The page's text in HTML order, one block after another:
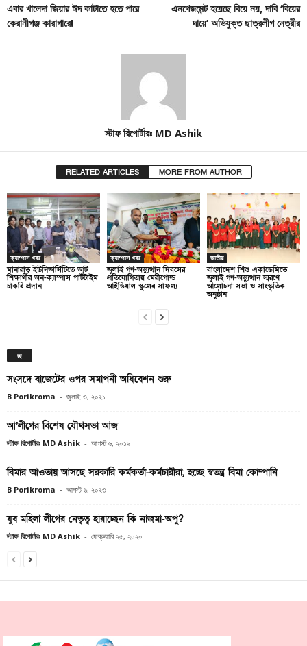
এবার খালেদা জিয়ার ঈদ কাটাতে হতে পারে
কেরানীগঞ্জ কারাগারে!
এনগেজমেন্ট হয়েছে বিয়ে নয়, দাবি ‘বিয়ের
দায়ে’ অভিযুক্ত ছাত্রলীগ নেত্রীর
স্টাফ রিপোর্টারঃ MD Ashik
RELATED ARTICLES MORE FROM AUTHOR
ক্যাম্পাস খবর
মানারাত ইউনিভার্সিটিতে আট
শিক্ষার্থীর অন-ক্যাম্পাস পার্টটাইম
চাকরি প্রদান
ক্যাম্পাস খবর
জুলাই গণ-অভ্যুত্থান দিবসের
প্রতিযোগিতায় মেরীগোল্ড
আইডিয়াল স্কুলের সাফল্য
জাতীয়
বাংলাদেশ শিশু একাডেমিতে
জুলাই গণ-অভ্যুত্থান স্মরণে
আলোচনা সভা ও সাংস্কৃতিক
অনুষ্ঠান
জ
সংসদে বাজেটের ওপর সমাপনী অধিবেশন শুরু
B Porikroma - জুলাই ৩, ২০২১
আ’লীগের বিশেষ যৌথসভা আজ
স্টাফ রিপোর্টারঃ MD Ashik - আগস্ট ৬, ২০১৯
বিমার আওতায় আসছে সরকারি কর্মকর্তা-কর্মচারীরা, হচ্ছে স্বতন্ত্র বিমা কোম্পানি
B Porikroma - আগস্ট ৬, ২০২৩
যুব মহিলা লীগের নেতৃত্ব হারাচ্ছেন কি নাজমা-অপু?
স্টাফ রিপোর্টারঃ MD Ashik - ফেব্রুয়ারি ২৫, ২০২০